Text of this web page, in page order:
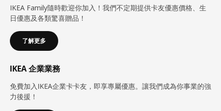
IKEA Family隨時歡迎你加入！我們不定期提供卡友優惠價格、生
日優惠及各類驚喜贈品！
了解更多
IKEA 企業業務
免費加入IKEA企業卡卡友，即享專屬優惠。讓我們成為你事業的強
力後援！